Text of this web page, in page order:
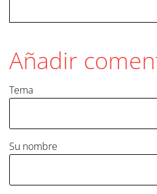
Añadir
Tema
Su nombre